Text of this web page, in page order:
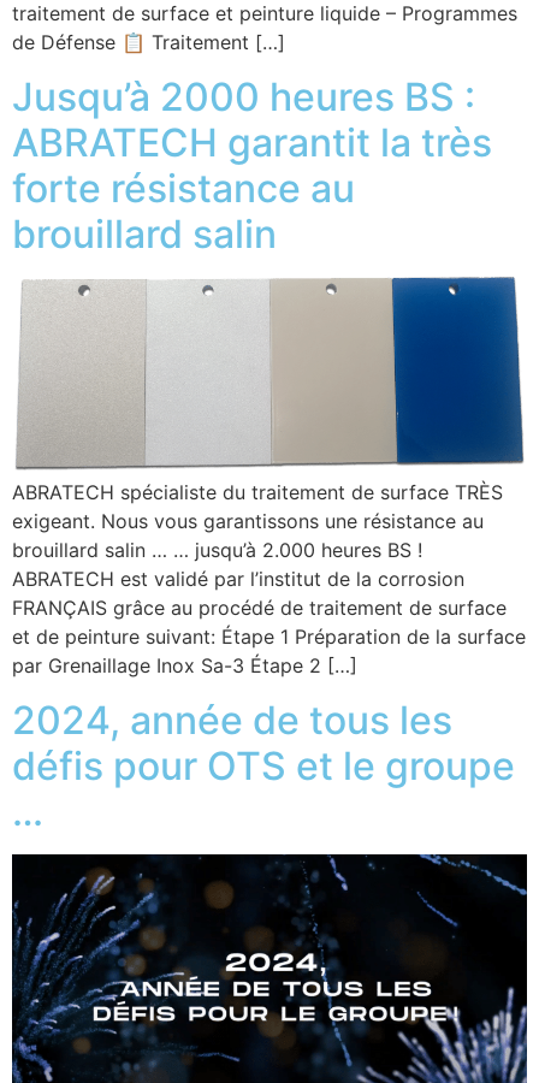
traitement de surface et peinture liquide – Programmes
de Défense 📋 Traitement […]
Jusqu’à 2000 heures BS :
ABRATECH garantit la très
forte résistance au
brouillard salin
ABRATECH spécialiste du traitement de surface TRÈS
exigeant. Nous vous garantissons une résistance au
brouillard salin … … jusqu’à 2.000 heures BS !
ABRATECH est validé par l’institut de la corrosion
FRANÇAIS grâce au procédé de traitement de surface
et de peinture suivant: Étape 1 Préparation de la surface
par Grenaillage Inox Sa-3 Étape 2 […]
2024, année de tous les
défis pour OTS et le groupe
…